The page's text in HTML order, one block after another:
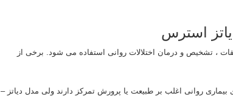
استرس
، تشخیص و درمان اختلالات روانی استفاده می شود. برخی از
روانی اغلب بر طبیعت یا پرورش تمرکز دارند ولی مدل دیاتز –